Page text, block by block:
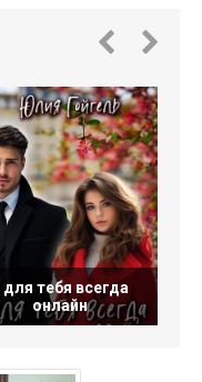
для тебя всегда
онлайн